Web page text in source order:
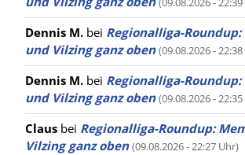
Dennis M. bei Regionalliga-
und Vilzing ganz oben (09.08.2026 -
Dennis M. bei Regionalliga-
und Vilzing ganz oben (09.08.2026 -
Claus bei Regionalliga-Roundup:
Vilzing ganz oben (09.08.2026 - 22:27 Uhr)